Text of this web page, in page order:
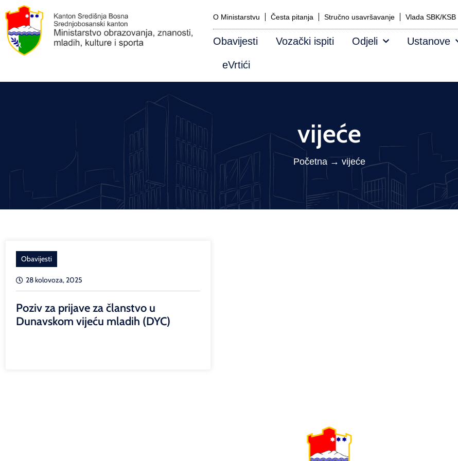
O Ministarstvu Česta pitanja Stručno usavršavanje Vlada SBK/KSB
Obavijesti Vozački ispiti Odjeli Ustanove
eVrtići
vijeće
Početna → vijeće
Obavijesti
28 kolovoza, 2025
Poziv za prijave za članstvo u
Dunavskom vijeću mladih (DYC)